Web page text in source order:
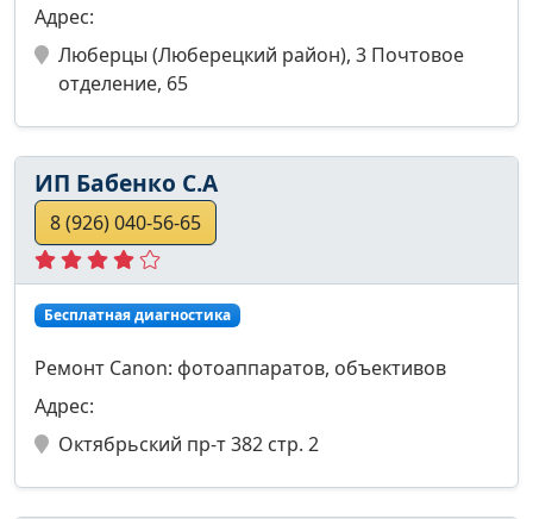
Адрес:
Люберцы (Люберецкий район), 3 Почтовое
отделение, 65
ИП Бабенко С.А
8 (926) 040-56-65
Бесплатная диагностика
Ремонт Canon: фотоаппаратов, объективов
Адрес:
Октябрьский пр-т 382 стр. 2